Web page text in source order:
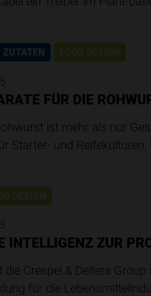
ZUTATEN FOOD DESIGN
FÜR DIE
ist mehr als nur
Starter- und
DESIGN
INTELLIGENZ ZUR
die Crespel & Deiters
für die